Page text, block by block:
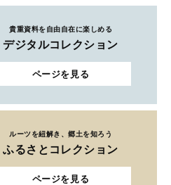
貴重資料を自由自在に楽しめる
デジタルコレクション
ページを見る
ルーツを紐解き、郷土を知ろう
ふるさとコレクション
ページを見る